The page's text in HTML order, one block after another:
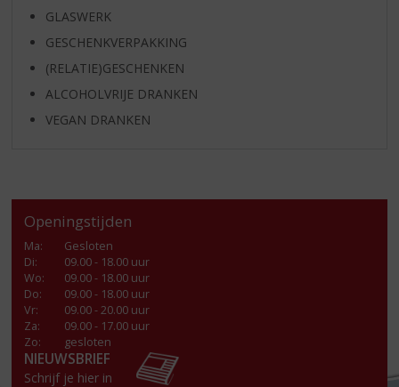
GLASWERK
GESCHENKVERPAKKING
(RELATIE)GESCHENKEN
ALCOHOLVRIJE DRANKEN
VEGAN DRANKEN
Openingstijden
Ma:
Gesloten
Di:
09.00 - 18.00 uur
Wo:
09.00 - 18.00 uur
Do:
09.00 - 18.00 uur
Vr:
09.00 - 20.00 uur
Za:
09.00 - 17.00 uur
Zo:
gesloten
NIEUWSBRIEF
Schrijf je hier in